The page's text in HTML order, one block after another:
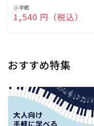
販
売
小学館
通常価格
1,540 円（税込）
おすすめ特集